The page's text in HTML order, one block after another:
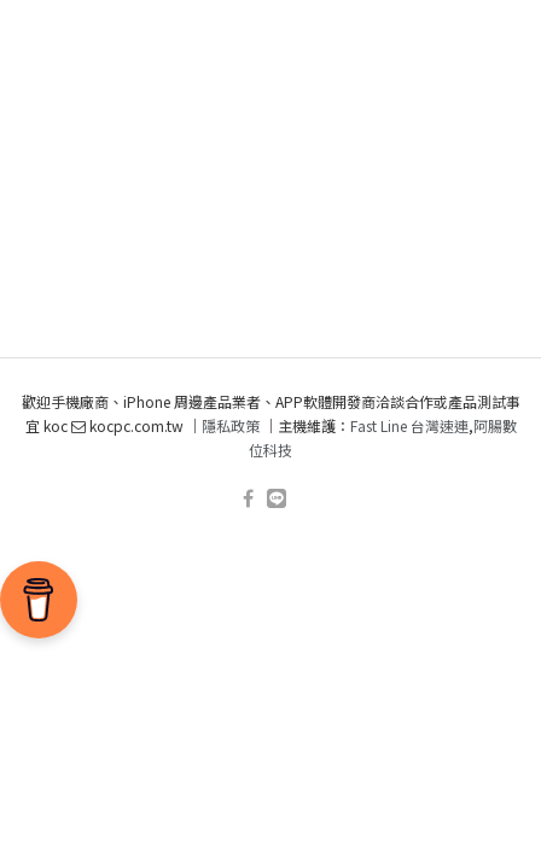
歡迎手機廠商、iPhone 周邊產品業者、APP軟體開發商洽談合作或產品測試事
宜 koc
kocpc.com.tw ｜ 隱私政策｜主機維護： Fast Line 台灣速連,阿腸數
位科技